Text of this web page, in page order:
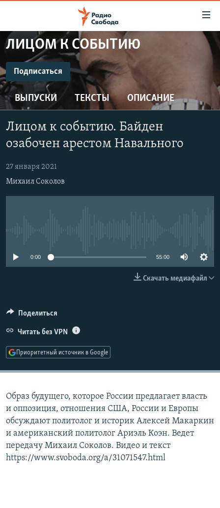
упрощенного
доступа
Вернуться
к
основному
содержанию
Вернутся
главной
Вернутся
поиску
ПРОГРАММЫ
ПОДКАСТЫ
АВТОРСКИЕ ПРОЕКТЫ
ЦИТАТЫ СВОБОДЫ
МНЕНИЯ
КУЛЬТУРА
КАВКАЗ.РЕАЛИИ
СЕВЕР.РЕАЛИИ
ЛИЦОМ К СОБЫТИЮ
Подписаться
ПОДПИСАТЬСЯ
Подписаться
ВЫПУСКИ ТЕКСТЫ ОПИСАНИЕ
Лицом к событию. Байден
озабочен арестом Навального
27 января 2021
Михаил Соколов
0:00 55:00
Скачать медиафайл
Поделиться
Читать без VPN
Приоритетный источник в Google
Образ будущего, которое России предлагает власть
и оппозиция, отношения США, России и Европы
обсуждают политолог и историк Алексей Макаркин
и американский политолог Ариэль Коэн. Ведет
передачу Михаил Соколов. Видео и текст
https://www.svoboda.org/a/31071547.html